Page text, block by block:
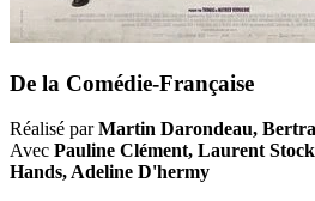
De la Comédie-Française
Réalisé parMartin Darondeau,
Avec Pauline Clément, Laurent
Hands, Adeline D'hermy